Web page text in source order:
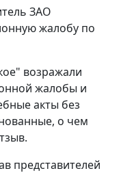
ЗАО
жалобу по
возражали
жалобы и
акты без
о чем
представителей